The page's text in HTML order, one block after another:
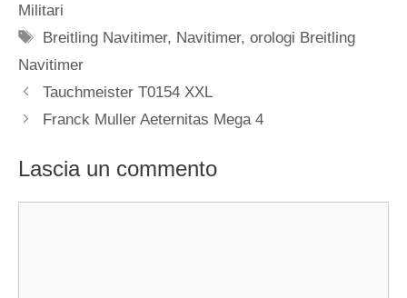
Militari
Tag
Breitling Navitimer, Navitimer,orologi Breitling
Navitimer
Navigazione
articolo
Tauchmeister T0154 XXL
Franck Muller Aeternitas Mega 4
Lascia un commento